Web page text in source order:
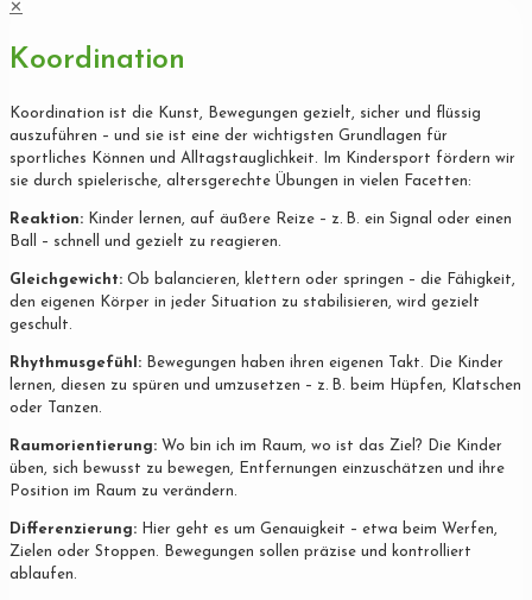
✕
Koordination
Koordination ist die Kunst, Bewegungen gezielt, sicher und flüssig
auszuführen – und sie ist eine der wichtigsten Grundlagen für
sportliches Können und Alltagstauglichkeit. Im Kindersport fördern wir
sie durch spielerische, altersgerechte Übungen in vielen Facetten:
Reaktion: Kinder lernen, auf äußere Reize – z. B. ein Signal oder einen
Ball – schnell und gezielt zu reagieren.
Gleichgewicht: Ob balancieren, klettern oder springen – die Fähigkeit,
den eigenen Körper in jeder Situation zu stabilisieren, wird gezielt
geschult.
Rhythmusgefühl: Bewegungen haben ihren eigenen Takt. Die Kinder
lernen, diesen zu spüren und umzusetzen – z. B. beim Hüpfen, Klatschen
oder Tanzen.
Raumorientierung: Wo bin ich im Raum, wo ist das Ziel? Die Kinder
üben, sich bewusst zu bewegen, Entfernungen einzuschätzen und ihre
Position im Raum zu verändern.
Differenzierung: Hier geht es um Genauigkeit – etwa beim Werfen,
Zielen oder Stoppen. Bewegungen sollen präzise und kontrolliert
ablaufen.